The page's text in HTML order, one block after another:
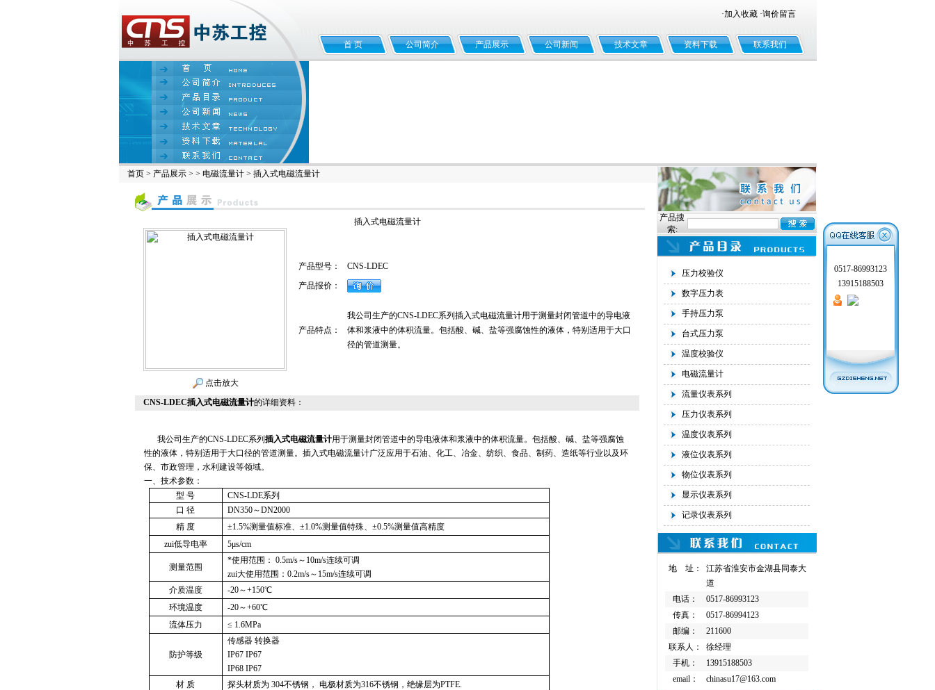
·加入收藏 ·询价留言
首 页 公司简介 产品展示 公司新闻 技术文章 资料下载 联系我们
首页> 产品展示> > 电磁流量计> 插入式电磁流量计
插入式电磁流量计
点击放大
产品型号：
CNS-LDEC
产品报价：
产品特点：
我公司生产的CNS-LDEC系列插入式电磁流量计用于测量封闭管道中的导电液
体和浆液中的体积流量。包括酸、碱、盐等强腐蚀性的液体，特别适用于大口
径的管道测量。
CNS-LDEC插入式电磁流量计的详细资料：
我公司生产的CNS-LDEC系列 插入式电磁流量计用于测量封闭管道中的导电液体和浆液中的体积流量。包括酸、碱、盐等强腐蚀
性的液体，特别适用于大口径的管道测量。插入式电磁流量计广泛应用于石油、化工、冶金、纺织、食品、制药、造纸等行业以及环
保、市政管理，水利建设等领域。
一、技术参数：
型 号
CNS-LDE系列
口 径
DN350～DN2000
精 度
±1.5%测量值标准、±1.0%测量值特殊、±0.5%测量值高精度
zui低导电率
5μs/cm
测量范围
*使用范围： 0.5m/s～10m/s连续可调
zui大使用范围：0.2m/s～15m/s连续可调
介质温度
-20～+150℃
环境温度
-20～+60℃
流体压力
≤ 1.6MPa
防护等级
传感器 转换器
IP67 IP67
IP68 IP67
材 质
探头材质为 304不锈钢， 电极材质为316不锈钢，绝缘层为PTFE.
产品搜
索:
压力校验仪
数字压力表
手持压力泵
台式压力泵
温度校验仪
电磁流量计
流量仪表系列
压力仪表系列
温度仪表系列
液位仪表系列
物位仪表系列
显示仪表系列
记录仪表系列
地 址：
江苏省淮安市金湖县同泰大
道
电话：
0517-86993123
传真：
0517-86994123
邮编：
211600
联系人：
徐经理
手机：
13915188503
email：
chinasu17@163.com
0517-86993123
13915188503